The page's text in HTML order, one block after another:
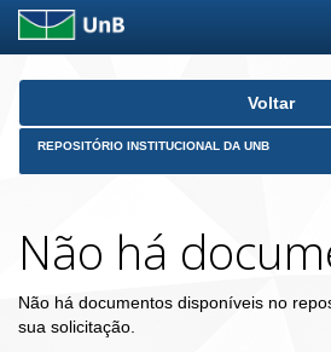
Skip
Voltar
REPOSITÓRIO INSTITUCIONAL DA UNB
Não há
Não há documentos disponíveis no
sua solicitação.